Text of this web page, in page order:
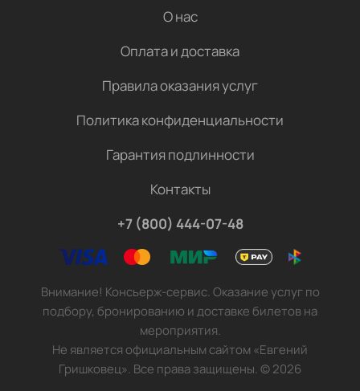
О нас
Оплата и доставка
Правила оказания услуг
Политика конфиденциальности
Гарантия подлинности
Контакты
+7 (800) 444-07-48
Внимание! Консьерж-сервис. Оказание услуг по
подбору, бронированию и доставке билетов на
мероприятия.
Не является официальным сайтом «Евгений
Гришковец». Все права защищены.©2026